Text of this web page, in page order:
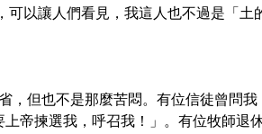
以讓人們看見，我這人也不過是「土
，但也不是那麼苦悶。有位信徒曾問
帝揀選我，呼召我！」。有位牧師退